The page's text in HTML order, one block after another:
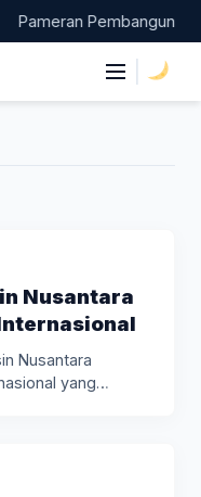
Pameran Pembangunan
Nusantara
Nusantara
yang